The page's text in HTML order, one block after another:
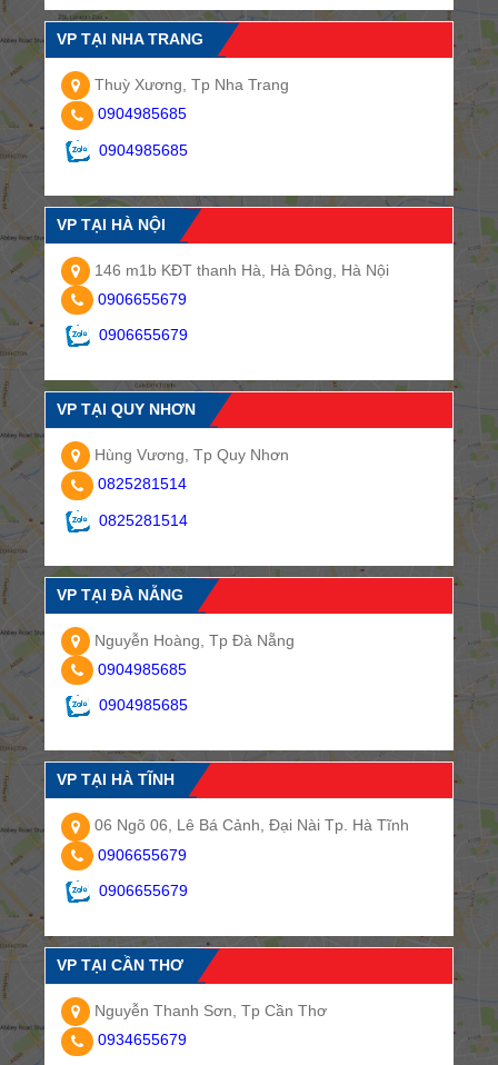
VP TẠI NHA TRANG
Thuỳ Xương, Tp Nha Trang
0904985685
0904985685
VP TẠI HÀ NỘI
146 m1b KĐT thanh Hà, Hà Đông, Hà Nội
0906655679
0906655679
VP TẠI QUY NHƠN
Hùng Vương, Tp Quy Nhơn
0825281514
0825281514
VP TẠI ĐÀ NẴNG
Nguyễn Hoàng, Tp Đà Nẵng
0904985685
0904985685
VP TẠI HÀ TĨNH
06 Ngõ 06, Lê Bá Cảnh, Đại Nài Tp. Hà Tĩnh
0906655679
0906655679
VP TẠI CẦN THƠ
Nguyễn Thanh Sơn, Tp Cần Thơ
0934655679